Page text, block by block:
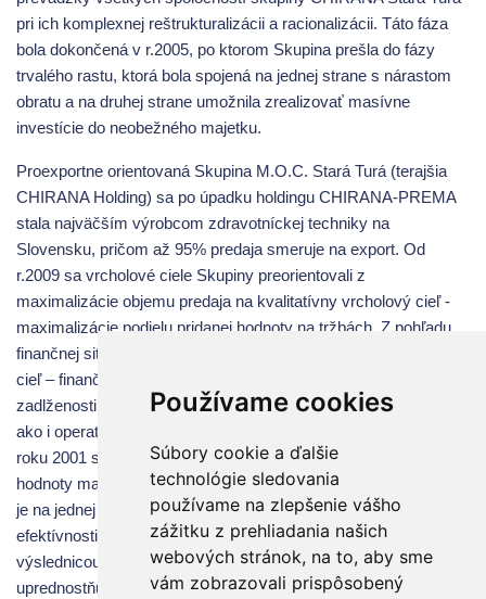
Používame cookies
Súbory cookie a ďalšie
technológie sledovania
používame na zlepšenie vášho
zážitku z prehliadania našich
webových stránok, na to, aby sme
vám zobrazovali prispôsobený
pri ich komplexnej reštrukturalizácii a racionalizácii. Táto fáza
bola dokončená v r.2005, po ktorom Skupina prešla do fázy
trvalého rastu, ktorá bola spojená na jednej strane s nárastom
obratu a na druhej strane umožnila zrealizovať masívne
investície do neobežného majetku.
Proexportne orientovaná Skupina M.O.C. Stará Turá (terajšia
CHIRANA Holding) sa po úpadku holdingu CHIRANA-PREMA
stala najväčším výrobcom zdravotníckej techniky na
Slovensku, pričom až 95% predaja smeruje na export. Od
r.2009 sa vrcholové ciele Skupiny preorientovali z
maximalizácie objemu predaja na kvalitatívny vrcholový cieľ -
maximalizácie podielu pridanej hodnoty na tržbách. Z pohľadu
finančnej situácie Skupiny bol prijatý od jej založenia ako hlavný
cieľ – finančné riadenie garantujúce trvalé znižovanie
zadlženosti. Tomuto cieľu sa podriaďujú tak investičné stratégie
ako i operatívne riadenie pracovného kapitálu, pričom už od
roku 2001 sa tento cieľ napriek viac ako zdvojnásobeniu
hodnoty majetku darí i trvale napĺňať. Tento mimoriadny úspech
je na jednej strane výsledkom kvalitného finančného riadenia a
efektívnosti samotnej prevádzky, ale tiež na druhej strane i
výslednicou zvolenej dividendovej politiky vlastníkov, ktorí
uprednostňujú refinancovanie a ponechanie vyprodukovaných